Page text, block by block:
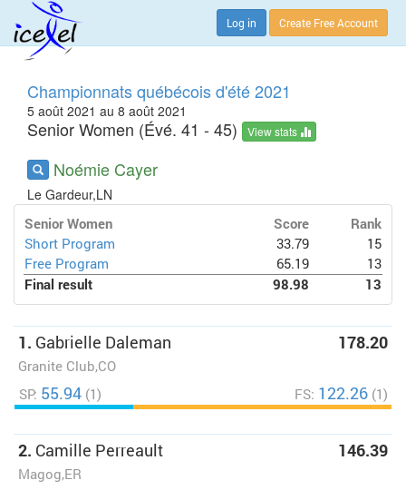
Log in Create Free Account
Championnats québécois d'été 2021
5 août 2021 au 8 août 2021
Senior Women (Évé. 41 - 45) View stats
Noémie Cayer
Le Gardeur,LN
Senior Women Score
Rank
Short Program
33.79
15
Free Program
65.19
13
Final result
98.98 13
1. Gabrielle Daleman
Granite Club,CO
178.20
SP: 55.94 (1) FS: 122.26 (1)
2. Camille Perreault
Magog,ER
146.39